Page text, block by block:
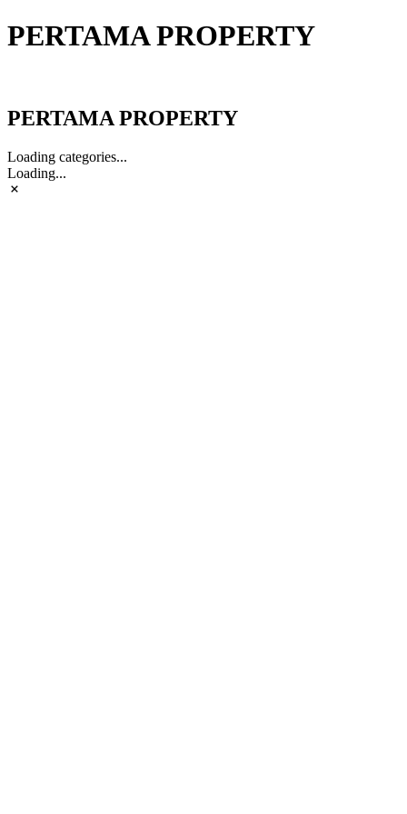
PERTAMA PROPERTY
PERTAMA PROPERTY
Loading categories...
Loading...